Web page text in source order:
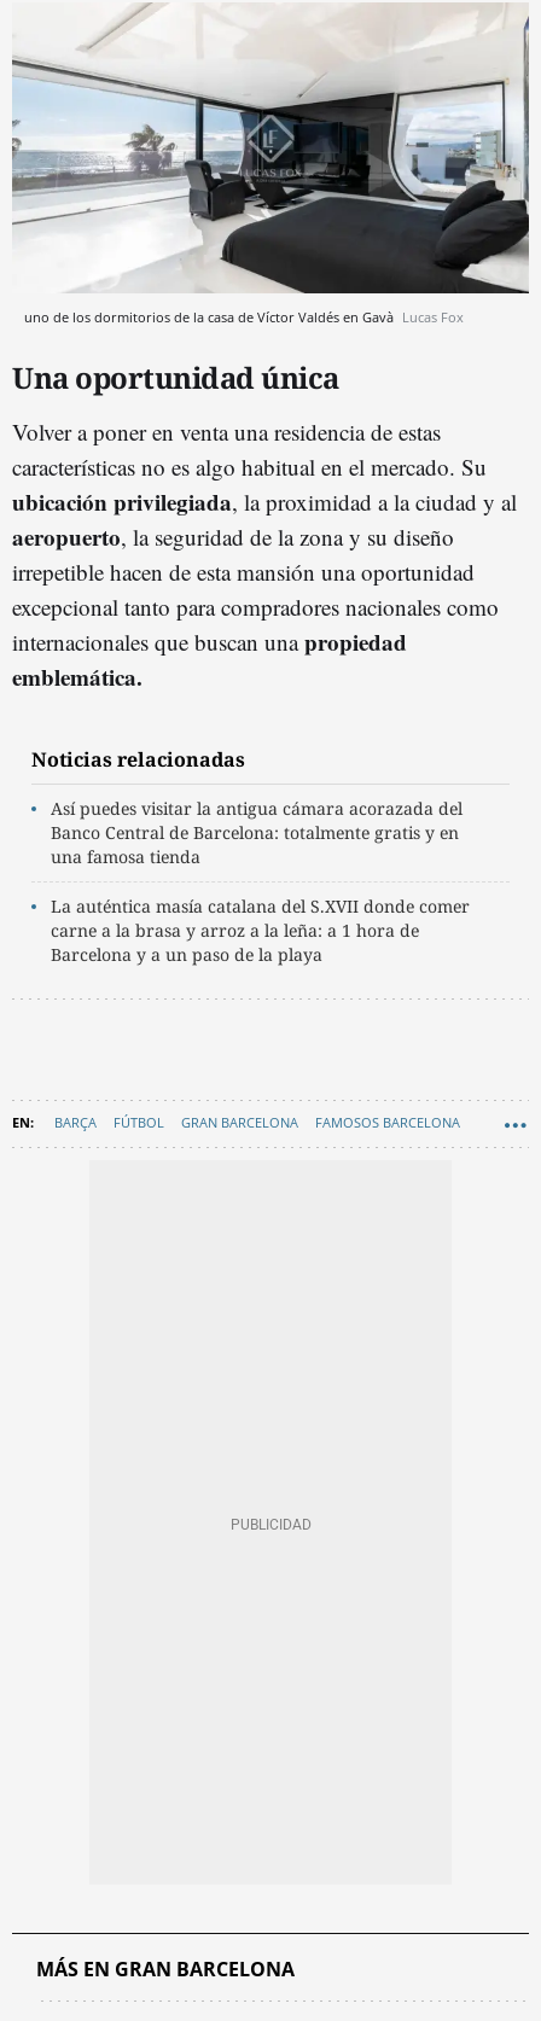
uno de los dormitorios de la casa de Víctor Valdés en Gavà Lucas Fox
Una oportunidad única
Volver a poner en venta una residencia de estas
características no es algo habitual en el mercado. Su
ubicación privilegiada, la proximidad a la ciudad y al
aeropuerto, la seguridad de la zona y su diseño
irrepetible hacen de esta mansión una oportunidad
excepcional tanto para compradores nacionales como
internacionales que buscan unapropiedad
emblemática.
Noticias relacionadas
Así puedes visitar la antigua cámara acorazada del
Banco Central de Barcelona: totalmente gratis y en
una famosa tienda
La auténtica masía catalana del S.XVII donde comer
carne a la brasa y arroz a la leña: a 1 hora de
Barcelona y a un paso de la playa
BARÇA FÚTBOL GRAN BARCELONA FAMOSOS BARCELONA
MÁS EN GRAN BARCELONA